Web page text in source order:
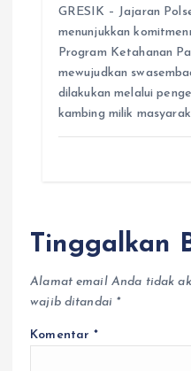
GRESIK – Jajaran
menunjukkan
Program Ketahanan
mewujudkan
dilakukan melalui
kambing milik
Tinggalkan
Alamat email Anda tidak
wajib ditandai *
Komentar*